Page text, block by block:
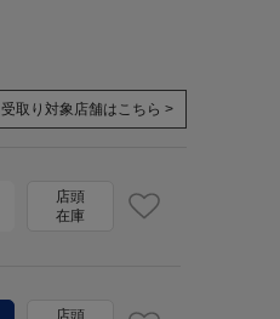
受取り対象店舗はこちら >
店頭
在庫
店頭